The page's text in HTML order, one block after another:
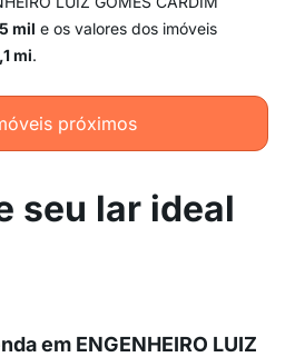
mil e os valores dos imóveis
mi.
próximos
seu lar ideal
em ENGENHEIRO LUIZ